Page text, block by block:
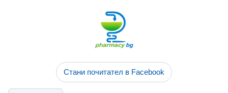
Стани почитател в Facebook